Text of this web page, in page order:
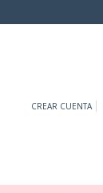
CREAR CUENTA